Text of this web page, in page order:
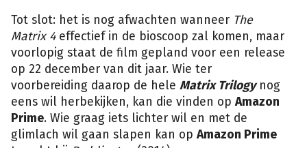
Tot slot: het is nog afwachten wanneer The
Matrix 4 effectief in de bioscoop zal komen, maar
voorlopig staat de film gepland voor een release
op 22 december van dit jaar. Wie ter
voorbereiding daarop de hele Matrix Trilogynog
eens wil herbekijken, kan die vinden op Amazon
Prime. Wie graag iets lichter wil en met de
glimlach wil gaan slapen kan op Amazon Prime